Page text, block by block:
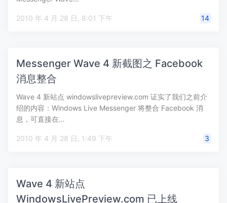
2010 年 4 月 28 日, 8:01 下午 14
Messenger Wave 4 新截图之 Facebook
消息整合
Wave 4 新站点 windowslivepreview.com 证实了我们之前介
绍的内容：Windows Live Messenger 将整合 Facebook 消
息，可直接在…
2010 年 4 月 28 日, 1:49 下午 3
Wave 4 新站点
WindowsLivePreview.com 已上线